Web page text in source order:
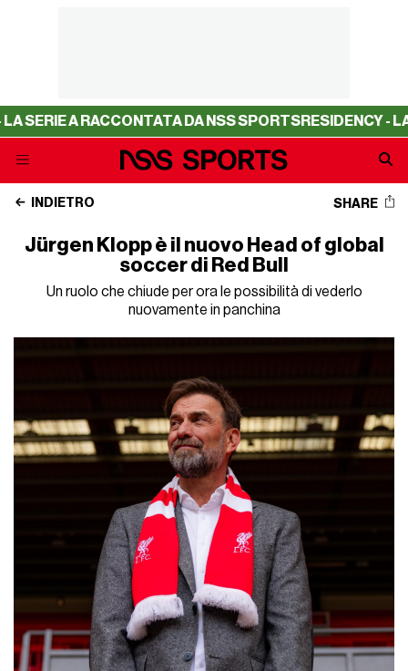
A RACCONTATA DA NSS SPORTSRESIDENCY - LA SERIE
INDIETRO SHARE
Jürgen Klopp è il nuovo Head of global
soccer di Red Bull
Un ruolo che chiude per ora le possibilità di vederlo
nuovamente in panchina